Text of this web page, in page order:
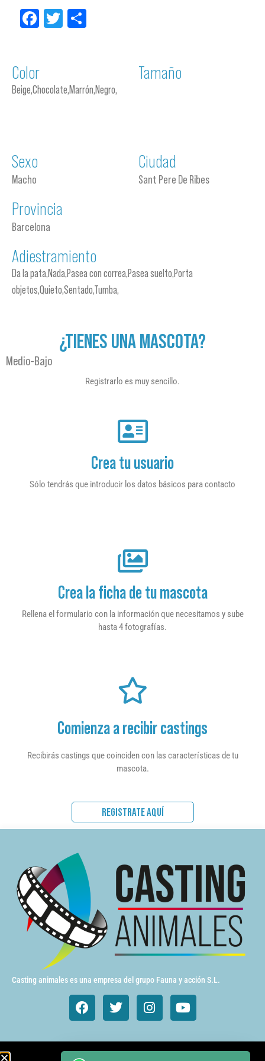
Facebook
Twitter
Color
Beige,Chocolate,Marrón,Negro,
Tamaño
Sexo
Macho
Ciudad
Sant Pere De Ribes
Provincia
Barcelona
Adiestramiento
Da la pata,Nada,Pasea con correa,Pasea suelto,Porta
objetos,Quieto,Sentado,Tumba,
¿TIENES UNA MASCOTA?
Medio-Bajo
Registrarlo es muy sencillo.
Crea tu usuario
Sólo tendrás que introducir los datos básicos para contacto
Crea la ficha de tu mascota
Rellena el formulario con la información que necesitamos y sube
hasta 4 fotografías.
Comienza a recibir castings
Recibirás castings que coinciden con las características de tu
mascota.
REGISTRATE AQUÍ
Casting animales es una empresa del grupo Fauna y acción S.L.